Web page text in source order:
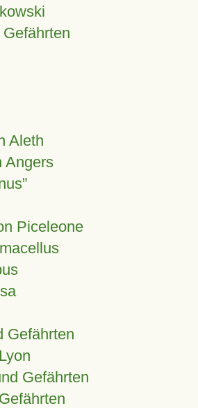
Aleth
Angers
Piceleone
Gefährten
Gefährten